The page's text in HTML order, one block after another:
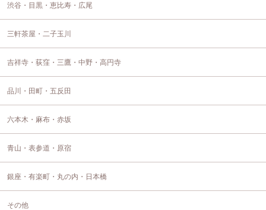
渋谷・目黒・恵比寿・広尾
三軒茶屋・二子玉川
吉祥寺・荻窪・三鷹・中野・高円寺
品川・田町・五反田
六本木・麻布・赤坂
青山・表参道・原宿
銀座・有楽町・丸の内・日本橋
その他